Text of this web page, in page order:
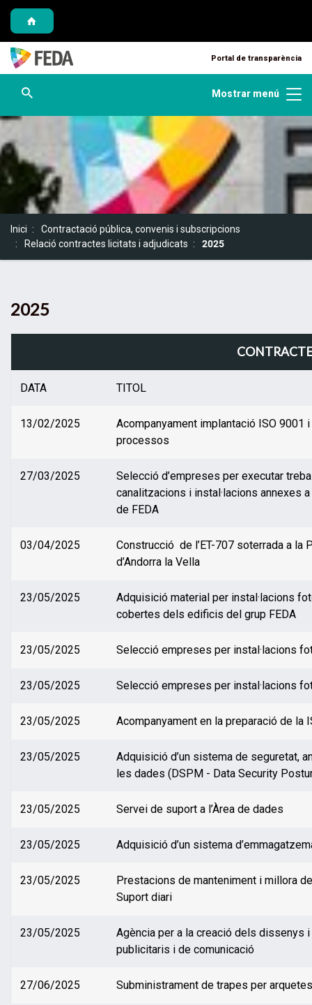
Saltar al contingut
Saltar a la navegació
Saltar a l'informació de contacte
Portal de transparència
Mostrar menú
S
u
Inici
Contractació pública, convenis i subscripcions
Relació contractes licitats i adjudicats
2025
2025
DATA TITOL
13/02/2025
Acompanyament implantació ISO 9001
processos
27/03/2025
Selecció d’empreses per executar
canalitzacions i instal·lacions annexes
de FEDA
03/04/2025
Construcció de l’ET-707 soterrada a la
d’Andorra la Vella
23/05/2025
Adquisició material per instal·lacions
cobertes dels edificis del grup FEDA
23/05/2025 Selecció empreses per instal·lacions
23/05/2025 Selecció empreses per instal·lacions
23/05/2025 Acompanyament en la preparació de la
23/05/2025
Adquisició d’un sistema de seguretat,
les dades (DSPM - Data Security
23/05/2025 Servei de suport a l’Àrea de dades
23/05/2025 Adquisició d’un sistema
23/05/2025
Prestacions de manteniment i millora
Suport diari
23/05/2025
Agència per a la creació dels dissenys
publicitaris i de comunicació
27/06/2025 Subministrament de trapes per arquetes